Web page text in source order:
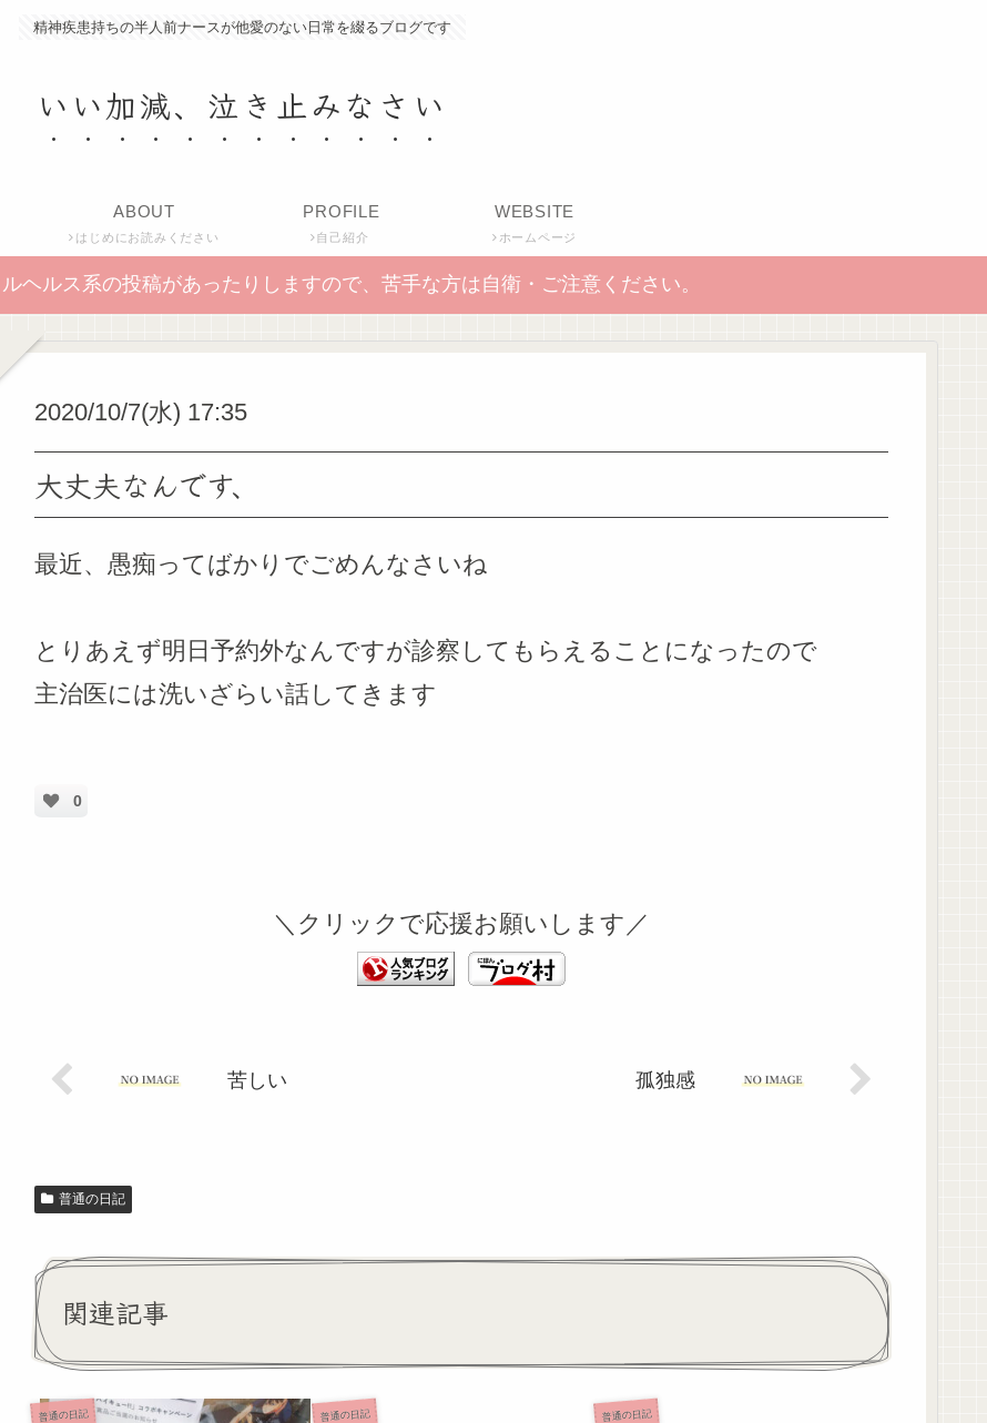
精神疾患持ちの半人前ナースが他愛のない日常を綴るブログです
いい加減、泣き止みなさい
ABOUT
はじめにお読みください
PROFILE
自己紹介
WEBSITE
ホームページ
ヘルス系の投稿があったりしますので、苦手な方は自衛・ご注意ください。
2020/10/7(水) 17:35
大丈夫なんです、
最近、愚痴ってばかりでごめんなさいね
とりあえず明日予約外なんですが診察してもらえることになったので
主治医には洗いざらい話してきます
0
＼クリックで応援お願いします／
苦しい 孤独感
普通の日記
関連記事
普通の日記 普通の日記 普通の日記